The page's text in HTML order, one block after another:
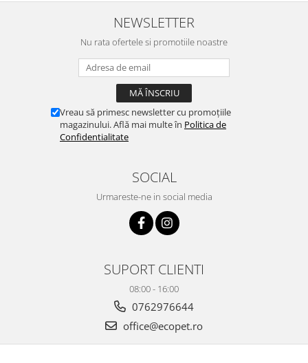
NEWSLETTER
Nu rata ofertele si promotiile noastre
Vreau să primesc newsletter cu promoțiile
magazinului. Află mai multe în Politica de
Confidentialitate
SOCIAL
Urmareste-ne in social media
SUPORT CLIENTI
08:00 - 16:00
0762976644
office@ecopet.ro